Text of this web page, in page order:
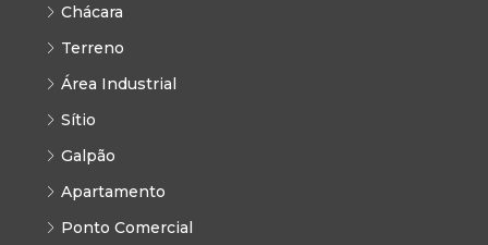
Chácara
Terreno
Área Industrial
Sítio
Galpão
Apartamento
Ponto Comercial